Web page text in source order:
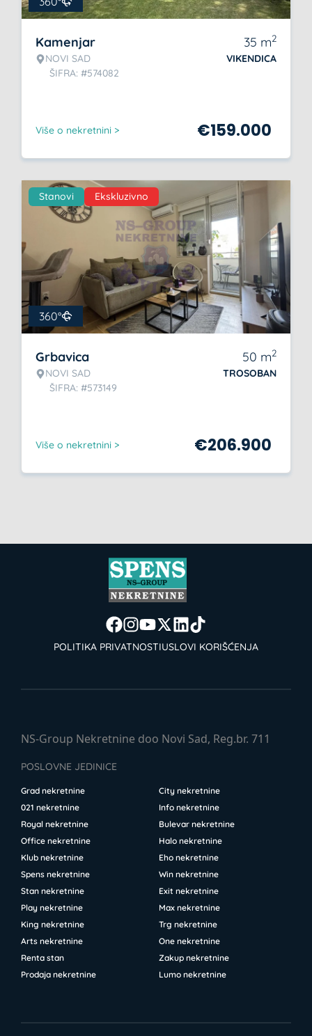
Kamenjar
NOVI SAD
ŠIFRA: #574082
35 m2
VIKENDICA
Više o nekretnini > €159.000
Stanovi Ekskluzivno
360°
Grbavica
NOVI SAD
ŠIFRA: #573149
50 m2
TROSOBAN
Više o nekretnini > €206.900
POLITIKA PRIVATNOSTIUSLOVI KORIŠĆENJA
NS-Group Nekretnine doo Novi Sad, Reg.br. 711
POSLOVNE JEDINICE
Grad nekretnine
City nekretnine
021 nekretnine
Info nekretnine
Royal nekretnine
Bulevar nekretnine
Office nekretnine
Halo nekretnine
Klub nekretnine
Eho nekretnine
Spens nekretnine
Win nekretnine
Stan nekretnine
Exit nekretnine
Play nekretnine
Max nekretnine
King nekretnine
Trg nekretnine
Arts nekretnine
One nekretnine
Renta stan
Zakup nekretnine
Prodaja nekretnine
Lumo nekretnine